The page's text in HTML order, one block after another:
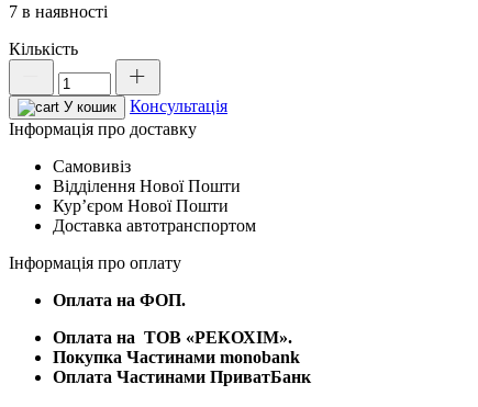
7 в наявності
Кількість
Крапельна
стрічка
Ø
16
/
8
мil
(0,2мм)
30см
1
год
HIRRO
TAPE,
У кошик
Консультація
Інформація про доставку
Самовивіз
Відділення Нової Пошти
Курʼєром Нової Пошти
Доставка автотранспортом
Інформація про оплату
Оплата на ФОП.
Оплата на ТОВ «РЕКОХІМ».
Покупка Частинами monobank
Оплата Частинами ПриватБанк